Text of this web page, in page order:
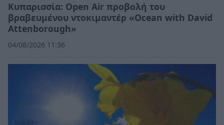
Κυπαρισσία: Open Air προβολή του
βραβευμένου ντοκιμαντέρ «Ocean with David
Attenborough»
04/08/2026 11:36